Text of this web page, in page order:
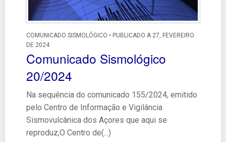
COMUNICADO SISMOLÓGICO • PUBLICADO A 27, FEVEREIRO
DE 2024
Comunicado Sismológico
20/2024
Na sequência do comunicado 155/2024, emitido
pelo Centro de Informação e Vigilância
Sismovulcânica dos Açores que aqui se
reproduz,O Centro de(...)